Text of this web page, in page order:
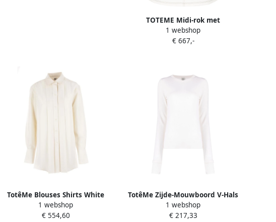
TOTEME Midi-rok met
contrasterend stiksel Wit
1 webshop
€ 667,-
TotêMe Blouses Shirts White
Dames
1 webshop
€ 554,60
TotêMe Zijde-Mouwboord V-Hals
Gebreid White Dames
1 webshop
€ 217,33